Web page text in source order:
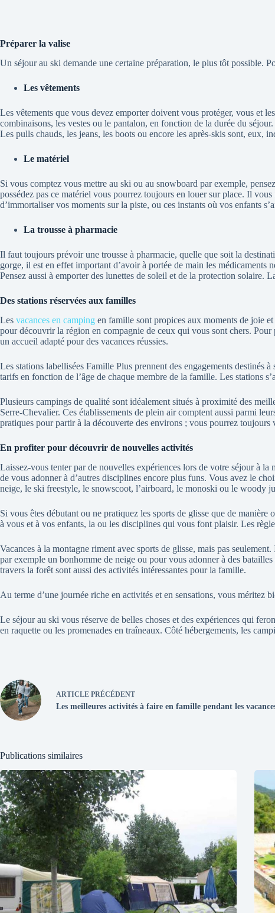
Préparer la valise
Un séjour au ski demande une certaine préparation, le plus tôt possible.
Les vêtements
Les vêtements que vous devez emporter doivent vous protéger, vous et
combinaisons, les vestes ou le pantalon, en fonction de la durée du
Les pulls chauds, les jeans, les boots ou encore les après-skis sont, eux,
Le matériel
Si vous comptez vous mettre au ski ou au snowboard par exemple,
possédez pas ce matériel vous pourrez toujours en louer sur place. Il
d’immortaliser vos moments sur la piste, ou ces instants où vos enfants
La trousse à pharmacie
Il faut toujours prévoir une trousse à pharmacie, quelle que soit la
gorge, il est en effet important d’avoir à portée de main les médicaments
Pensez aussi à emporter des lunettes de soleil et de la protection solaire.
Des stations réservées aux familles
Les vacances en camping en famille sont propices aux moments de joie
pour découvrir la région en compagnie de ceux qui vous sont chers.
un accueil adapté pour des vacances réussies.
Les stations labellisées Famille Plus prennent des engagements destinés
tarifs en fonction de l’âge de chaque membre de la famille. Les stations
Plusieurs campings de qualité sont idéalement situés à proximité des
Serre-Chevalier. Ces établissements de plein air comptent aussi parmi
pratiques pour partir à la découverte des environs ; vous pourrez
En profiter pour découvrir de nouvelles activités
Laissez-vous tenter par de nouvelles expériences lors de votre séjour à
de vous adonner à d’autres disciplines encore plus funs. Vous avez le
neige, le ski freestyle, le snowscoot, l’airboard, le monoski ou le woody
Si vous êtes débutant ou ne pratiquez les sports de glisse que de
à vous et à vos enfants, la ou les disciplines qui vous font plaisir. Les
Vacances à la montagne riment avec sports de glisse, mais pas
par exemple un bonhomme de neige ou pour vous adonner à des
travers la forêt sont aussi des activités intéressantes pour la famille.
Au terme d’une journée riche en activités et en sensations, vous méritez
Le séjour au ski vous réserve de belles choses et des expériences qui
en raquette ou les promenades en traîneaux. Côté hébergements, les
ARTICLE PRÉCÉDENT
Les meilleures activités à faire en famille pendant les
Publications similaires